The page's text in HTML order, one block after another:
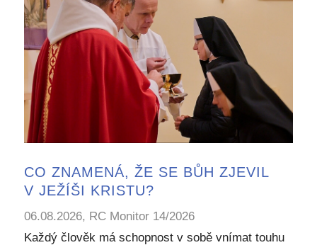
CO ZNAMENÁ, ŽE SE BŮH ZJEVIL
V JEŽÍŠI KRISTU?
06.08.2026, RC Monitor 14/2026
Každý člověk má schopnost v sobě vnímat touhu